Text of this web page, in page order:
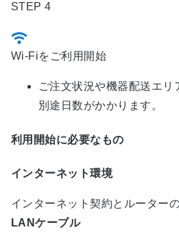
STEP 4
Wi-Fiをご利用開始
ご注文状況や機器配送エリ
別途日数がかかります。
利用開始に必要なもの
インターネット環境
インターネット契約とルーター
LANケーブル